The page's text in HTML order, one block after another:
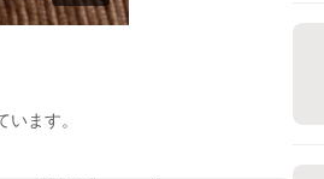
ます。